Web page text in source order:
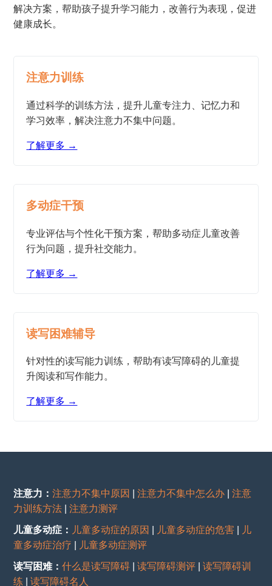
解决方案，帮助孩子提升学习能力，改善行为表现，促进
健康成长。
注意力训练
通过科学的训练方法，提升儿童专注力、记忆力和
学习效率，解决注意力不集中问题。
了解更多 →
多动症干预
专业评估与个性化干预方案，帮助多动症儿童改善
行为问题，提升社交能力。
了解更多 →
读写困难辅导
针对性的读写能力训练，帮助有读写障碍的儿童提
升阅读和写作能力。
了解更多 →
注意力：注意力不集中原因 |注意力不集中怎么办 |注意
力训练方法 |注意力测评
儿童多动症： 儿童多动症的原因 儿童多动症的危害
儿
童多动症治疗
儿童多动症测评
读写困难：什么是读写障碍 |读写障碍测评 |读写障碍训
练 |读写障碍名人